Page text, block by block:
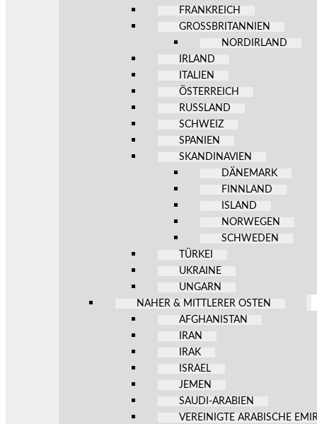
FRANKREICH
GROSSBRITANNIEN
NORDIRLAND
IRLAND
ITALIEN
ÖSTERREICH
RUSSLAND
SCHWEIZ
SPANIEN
SKANDINAVIEN
DÄNEMARK
FINNLAND
ISLAND
NORWEGEN
SCHWEDEN
TÜRKEI
UKRAINE
UNGARN
NAHER & MITTLERER OSTEN
AFGHANISTAN
IRAN
IRAK
ISRAEL
JEMEN
SAUDI-ARABIEN
VEREINIGTE ARABISCHE